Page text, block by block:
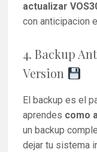
actualizar
con anticipacion
4. Backup
Version
El backup es el
aprendes como
un backup
dejar tu sistema